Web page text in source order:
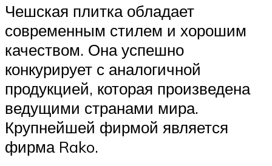
Чешская плитка обладает
современным стилем и хорошим
качеством. Она успешно
конкурирует с аналогичной
продукцией, которая произведена
ведущими странами мира.
Крупнейшей фирмой является
фирма Rako.